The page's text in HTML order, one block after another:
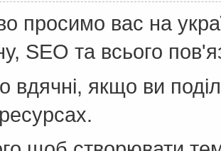
просимо вас на
SEO та всього
вдячні, якщо ви